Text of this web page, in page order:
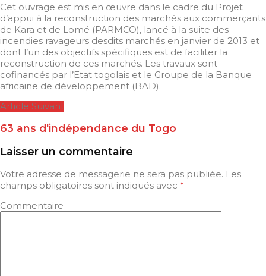
Cet ouvrage est mis en œuvre dans le cadre du Projet
d’appui à la reconstruction des marchés aux commerçants
de Kara et de Lomé (PARMCO), lancé à la suite des
incendies ravageurs desdits marchés en janvier de 2013 et
dont l’un des objectifs spécifiques est de faciliter la
reconstruction de ces marchés. Les travaux sont
cofinancés par l’Etat togolais et le Groupe de la Banque
africaine de développement (BAD).
Article Suivant
63 ans d'indépendance du Togo
Laisser un commentaire
Votre adresse de messagerie ne sera pas publiée. Les
champs obligatoires sont indiqués avec *
Commentaire